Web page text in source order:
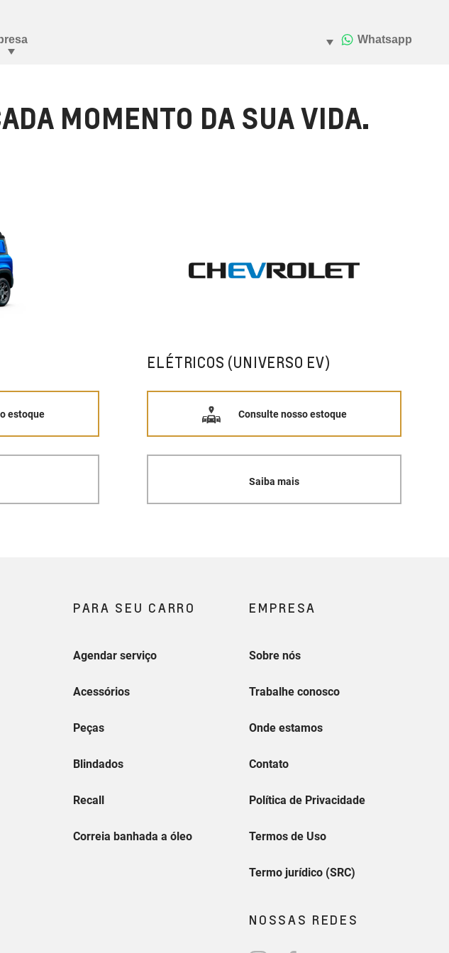
MOMENTO DA SUA VIDA.
estoque
ELÉTRICOS (UNIVERSO EV)
Consulte nosso estoque
Saiba mais